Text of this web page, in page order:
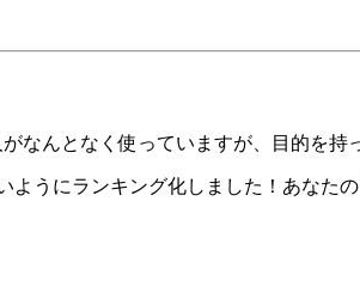
なんとなく使っていますが、目的を
うにランキング化しました！あなた